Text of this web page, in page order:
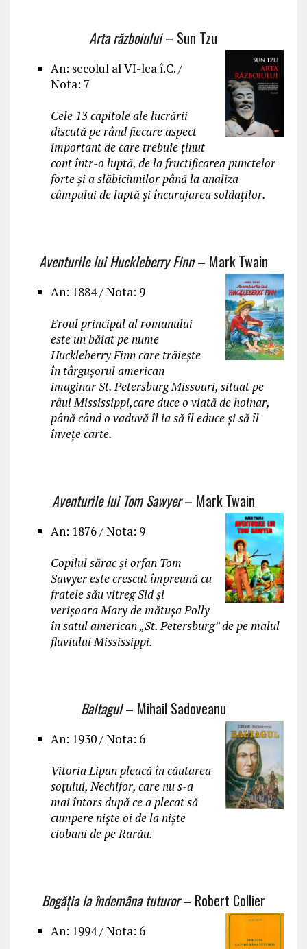
Arta războiului– Sun Tzu
An: secolul al VI-lea î.C. /
Nota: 7
Cele 13 capitole ale lucrării
discută pe rând fiecare aspect
important de care trebuie ținut
cont într-o luptă, de la fructificarea punctelor
forte și a slăbiciunilor până la analiza
câmpului de luptă și încurajarea soldaților.
Aventurile lui Huckleberry Finn– Mark Twain
An: 1884 / Nota: 9
Eroul principal al romanului
este un băiat pe nume
Huckleberry Finn care trăiește
în târgușorul american
imaginar St. Petersburg Missouri, situat pe
râul Mississippi,care duce o viată de hoinar,
până când o vaduvă îl ia să îl educe și să îl
învețe carte.
Aventurile lui Tom Sawyer– Mark Twain
An: 1876 / Nota: 9
Copilul sărac și orfan Tom
Sawyer este crescut împreună cu
fratele său vitreg Sid și
verișoara Mary de mătușa Polly
în satul american „St. Petersburg” de pe malul
fluviului Mississippi.
Baltagul– Mihail Sadoveanu
An: 1930 / Nota: 6
Vitoria Lipan pleacă în căutarea
soțului, Nechifor, care nu s-a
mai întors după ce a plecat să
cumpere niște oi de la niște
ciobani de pe Rarău.
Bogăția la îndemâna tuturor– Robert Collier
An: 1994 / Nota: 6